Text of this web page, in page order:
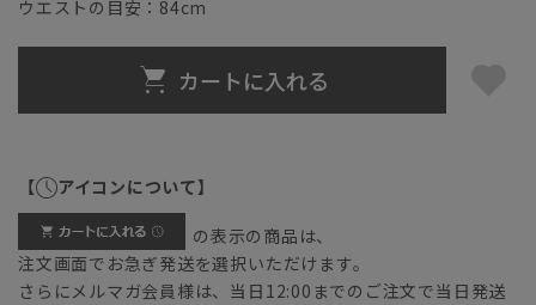
ウエストの目安： 84cm
カートに入れる
【 アイコンについて】
の表示の商品は、
注文画面でお急ぎ発送を選択いただけます。
さらにメルマガ会員様は、当日12:00までのご注文で当日発送